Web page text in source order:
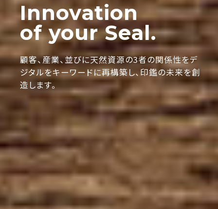
Innovation
of your Seal.
顧客、産業、並びに天然資源の3者の関係性をデ
ジタルをキーワードに再構築し、印鑑の未来を創
造します。